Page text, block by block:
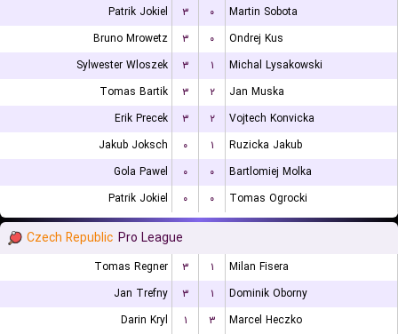
Patrik Jokiel
۳ ۰
Martin Sobota
Bruno Mrowetz
۳ ۰
Ondrej Kus
Sylwester Wloszek
۳ ۱
Michal Lysakowski
Tomas Bartik
۳ ۲
Jan Muska
Erik Precek
۳ ۲
Vojtech Konvicka
Jakub Joksch
۰ ۱
Ruzicka Jakub
Gola Pawel
۰ ۰
Bartlomiej Molka
Patrik Jokiel
۰ ۰ Tomas Ogrocki
Czech Republic Pro League
Tomas Regner ۳ ۱
Milan Fisera
Jan Trefny
۳ ۱
Dominik Oborny
Darin Kryl
۱ ۳
Marcel Heczko